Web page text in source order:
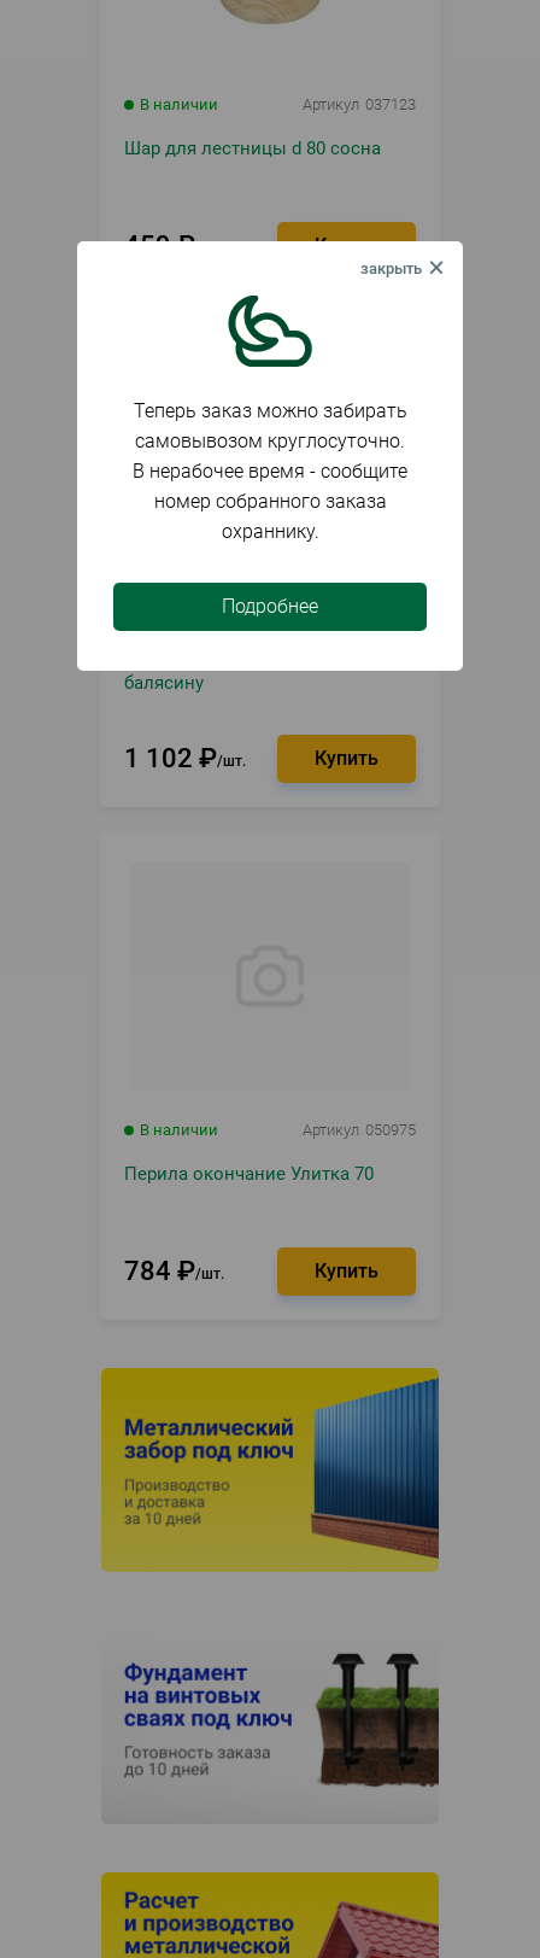
В наличии Артикул 037123
Шар для лестницы d 80 сосна
459 ₽
Артикул
балясину
1 102 ₽ шт.
В наличии Артикул 050975
Перила окончание Улитка 70
784 ₽ шт.
Теперь заказ можно забирать
самовывозом круглосуточно.
В нерабочее время - сообщите
номер собранного заказа
охраннику.
Подробнее